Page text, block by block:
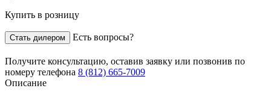
Купить в розницу
Стать дилером Есть вопросы?
Получите консультацию, оставив заявку или позвонив по
номеру телефона 8 (812) 665-7009
Описание